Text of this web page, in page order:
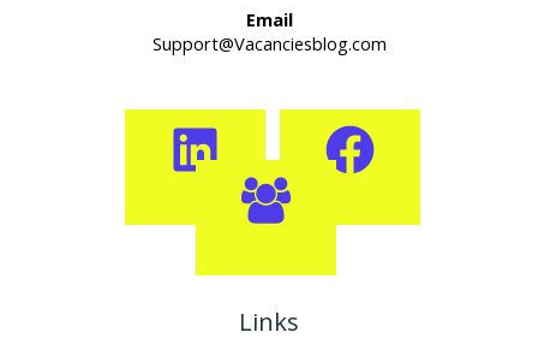
Email
Support@Vacanciesblog.com
Links